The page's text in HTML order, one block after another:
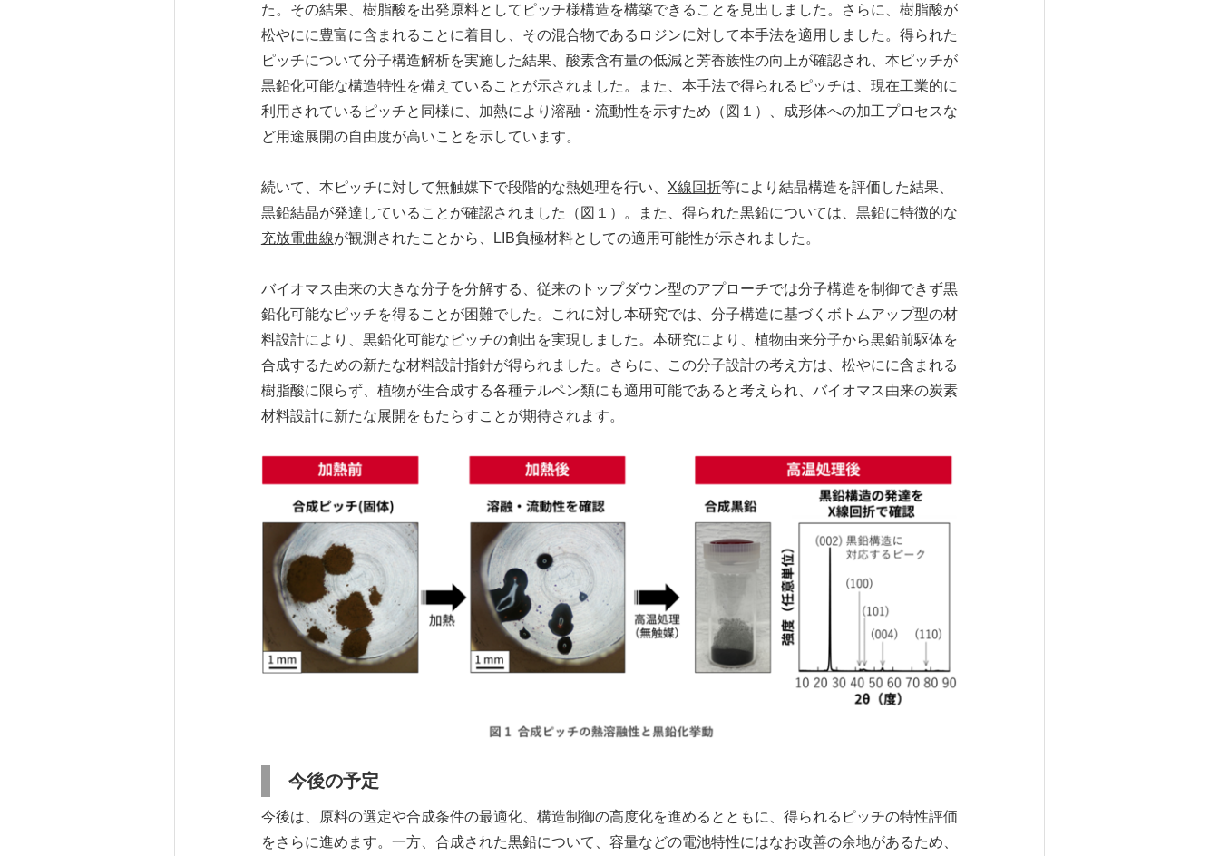
た。その結果、樹脂酸を出発原料としてピッチ様構造を構築できることを見出しました。さらに、樹脂酸が
松やにに豊富に含まれることに着目し、その混合物であるロジンに対して本手法を適用しました。得られた
ピッチについて分子構造解析を実施した結果、酸素含有量の低減と芳香族性の向上が確認され、本ピッチが
黒鉛化可能な構造特性を備えていることが示されました。また、本手法で得られるピッチは、現在工業的に
利用されているピッチと同様に、加熱により溶融・流動性を示すため（図１）、成形体への加工プロセスな
ど用途展開の自由度が高いことを示しています。
続いて、本ピッチに対して無触媒下で段階的な熱処理を行い、 X線回折等により結晶構造を評価した結果、
黒鉛結晶が発達していることが確認されました（図１）。また、得られた黒鉛については、黒鉛に特徴的な
充放電曲線が観測されたことから、LIB負極材料としての適用可能性が示されました。
バイオマス由来の大きな分子を分解する、従来のトップダウン型のアプローチでは分子構造を制御できず黒
鉛化可能なピッチを得ることが困難でした。これに対し本研究では、分子構造に基づくボトムアップ型の材
料設計により、黒鉛化可能なピッチの創出を実現しました。本研究により、植物由来分子から黒鉛前駆体を
合成するための新たな材料設計指針が得られました。さらに、この分子設計の考え方は、松やにに含まれる
樹脂酸に限らず、植物が生合成する各種テルペン類にも適用可能であると考えられ、バイオマス由来の炭素
材料設計に新たな展開をもたらすことが期待されます。
今後の予定
今後は、原料の選定や合成条件の最適化、構造制御の高度化を進めるとともに、得られるピッチの特性評価
をさらに進めます。一方、合成された黒鉛について、容量などの電池特性にはなお改善の余地があるため、